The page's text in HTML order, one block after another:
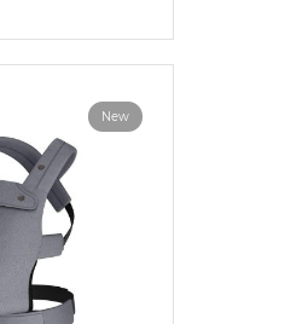
New